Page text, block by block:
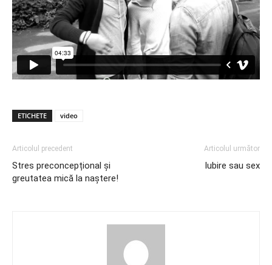
ETICHETE video
Articolul precedent
Stres preconcepțional și
greutatea mică la naștere!
Articolul următor
Iubire sau sex